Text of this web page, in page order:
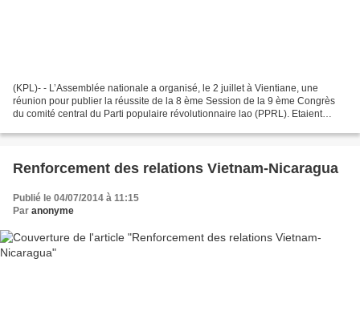
(KPL)- - L’Assemblée nationale a organisé, le 2 juillet à Vientiane, une
réunion pour publier la réussite de la 8 ème Session de la 9 ème Congrès
du comité central du Parti populaire révolutionnaire lao (PPRL). Etaient
Renforcement des relations Vietnam-Nicaragua
Publié le 04/07/2014 à 11:15
Par anonyme